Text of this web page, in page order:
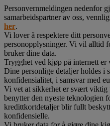
Personvernmeldingen nedenfor
samarbeidspartner av oss,
her.
Vi lover å respektere ditt
personopplysninger. Vi vil alltid
bruker dine data.
Trygghet ved kjøp på internett er
Dine personlige detaljer holdes i
konfidensialitet, i samsvar med
Vi vet at sikkerhet er svært viktig
benytter den nyeste teknologien
kredittkortdetaljer blir fullt
konfidensielle.